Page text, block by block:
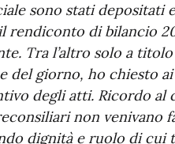
sono stati depositati
di bilancio
Tra l’altro solo a
del giorno, ho chiesto
degli atti. Ricordo al
non venivano
dignità e ruolo di cui